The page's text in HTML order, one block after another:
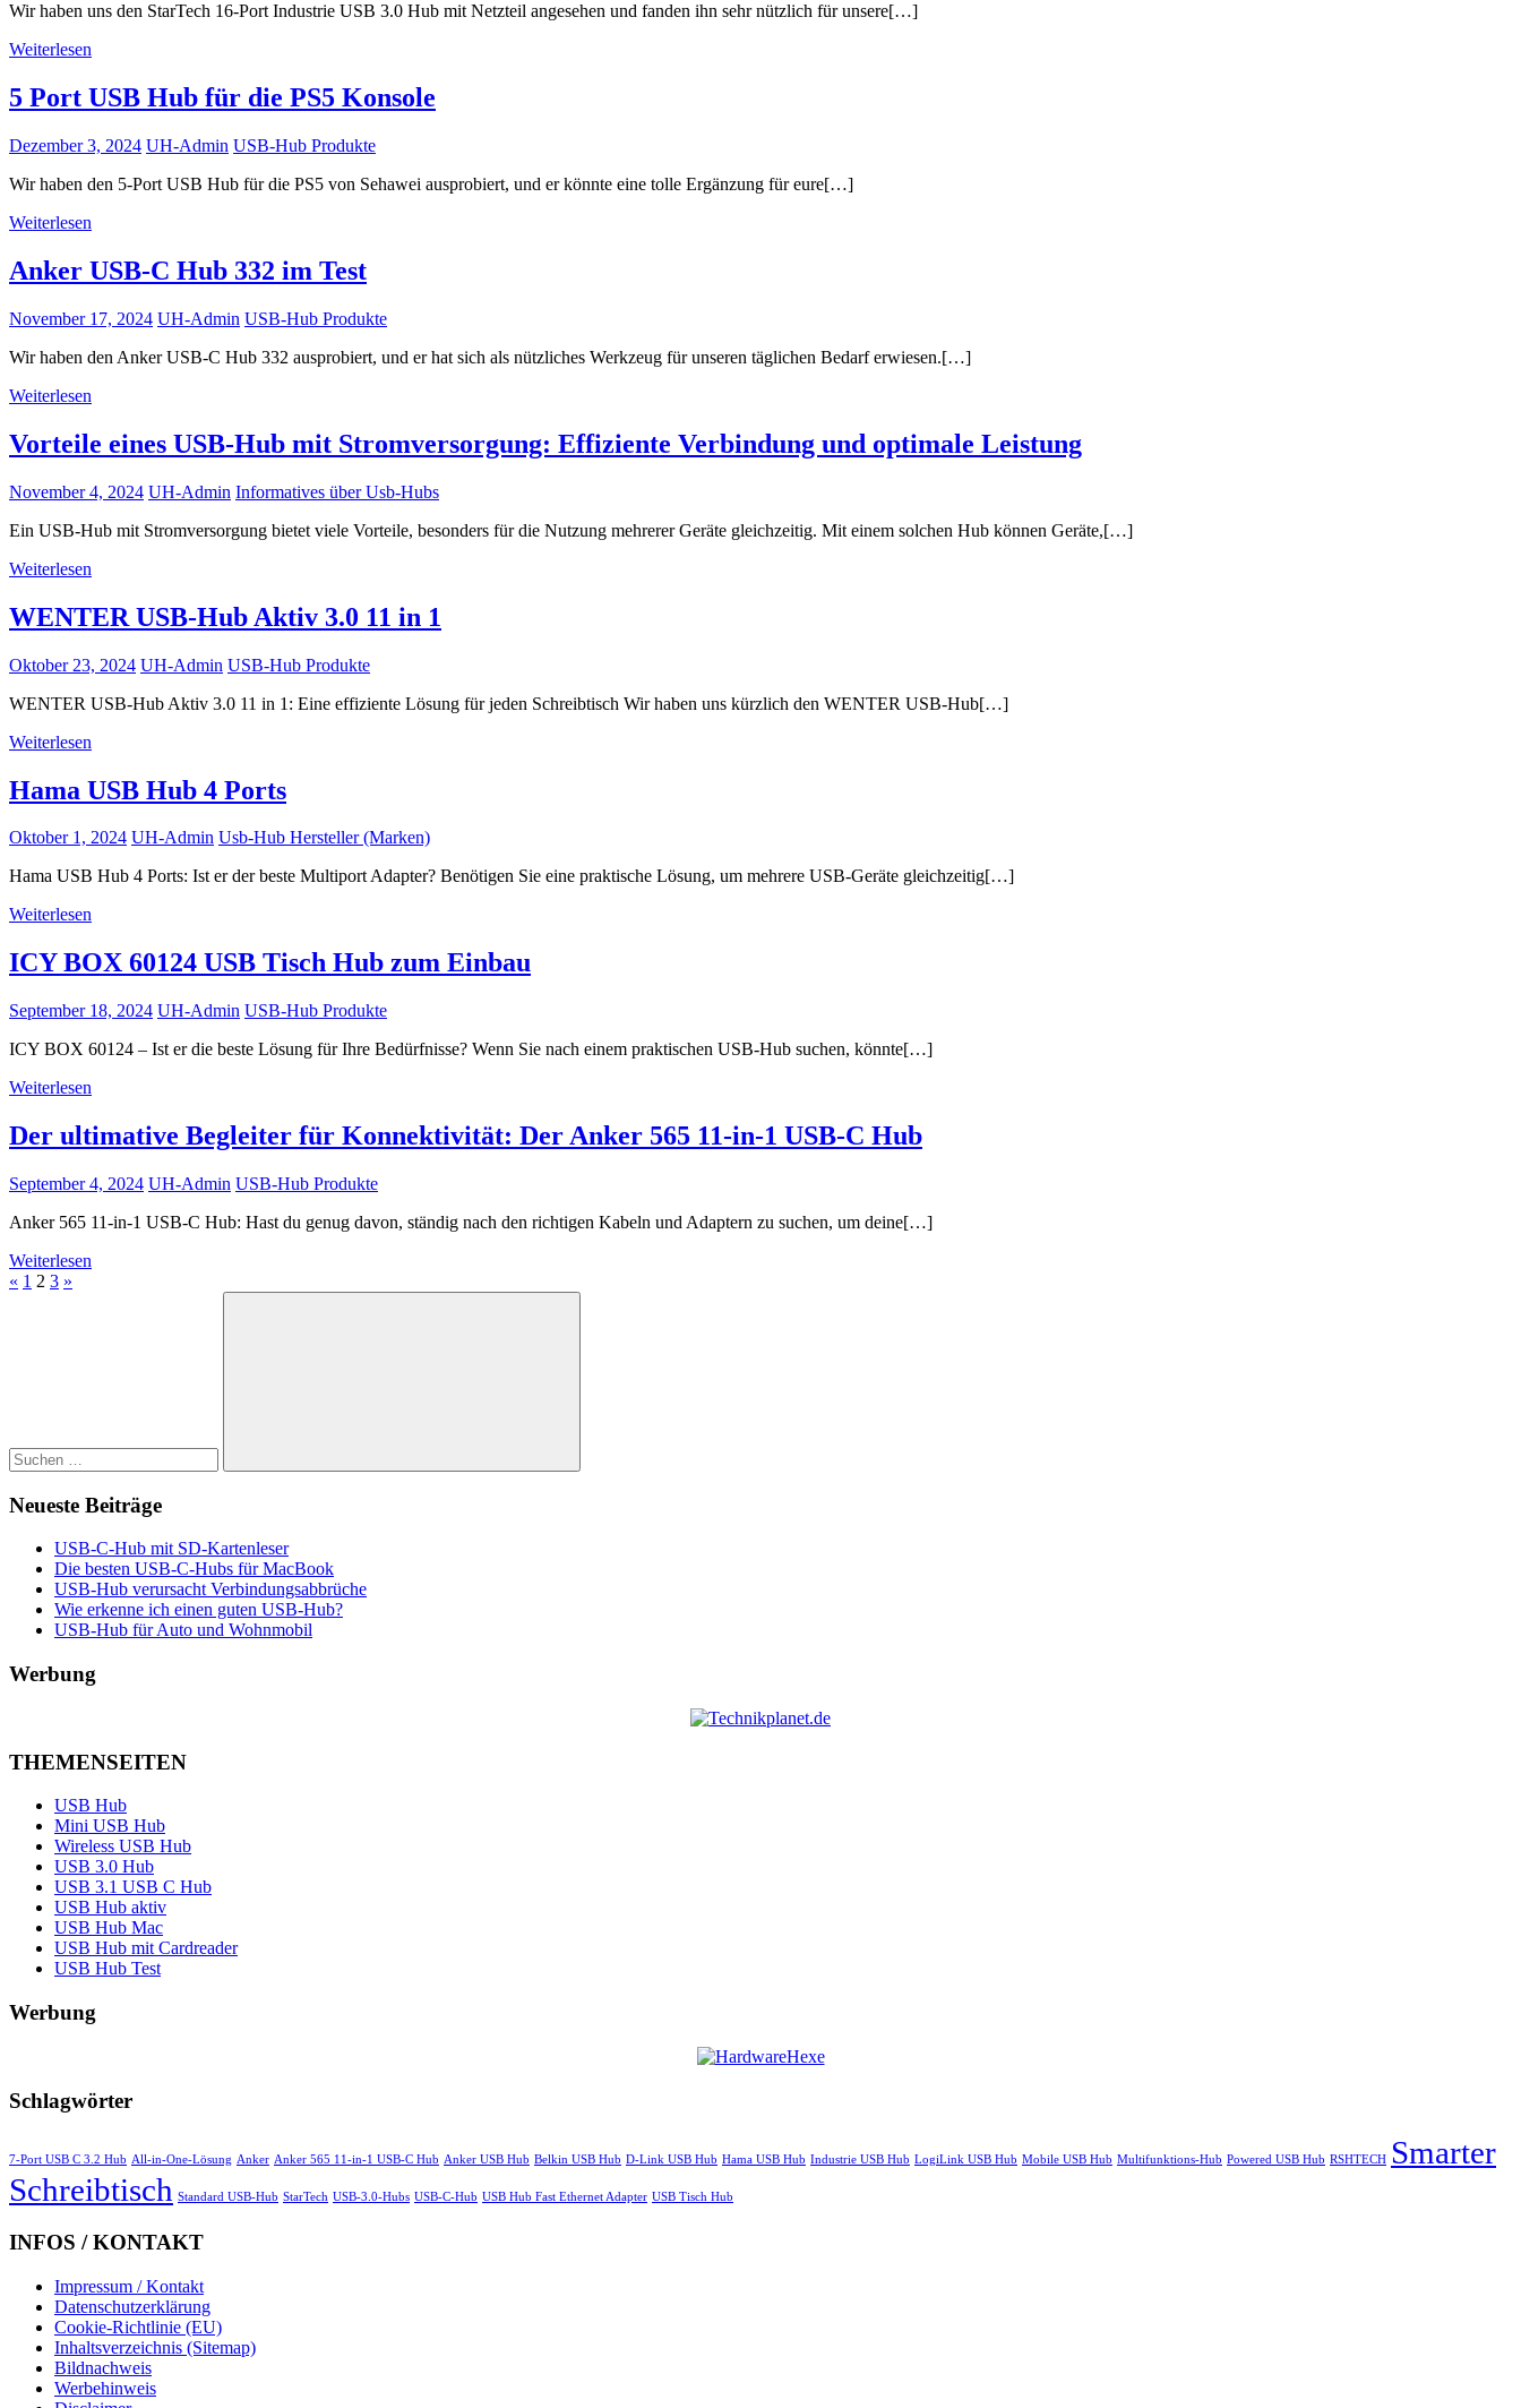
Wir haben uns den StarTech 16-Port Industrie USB 3.0 Hub mit Netzteil angesehen und fanden ihn sehr nützlich für unsere[…]
Weiterlesen
5 Port USB Hub für die PS5 Konsole
Dezember 3, 2024 UH-Admin USB-Hub Produkte
Wir haben den 5-Port USB Hub für die PS5 von Sehawei ausprobiert, und er könnte eine tolle Ergänzung für eure[…]
Weiterlesen
Anker USB-C Hub 332 im Test
November 17, 2024 UH-Admin USB-Hub Produkte
Wir haben den Anker USB-C Hub 332 ausprobiert, und er hat sich als nützliches Werkzeug für unseren täglichen Bedarf erwiesen.[…]
Weiterlesen
Vorteile eines USB-Hub mit Stromversorgung: Effiziente Verbindung und optimale Leistung
November 4, 2024 UH-Admin Informatives über Usb-Hubs
Ein USB-Hub mit Stromversorgung bietet viele Vorteile, besonders für die Nutzung mehrerer Geräte gleichzeitig. Mit einem solchen Hub können Geräte,[…]
Weiterlesen
WENTER USB-Hub Aktiv 3.0 11 in 1
Oktober 23, 2024 UH-Admin USB-Hub Produkte
WENTER USB-Hub Aktiv 3.0 11 in 1: Eine effiziente Lösung für jeden Schreibtisch Wir haben uns kürzlich den WENTER USB-Hub[…]
Weiterlesen
Hama USB Hub 4 Ports
Oktober 1, 2024 UH-Admin Usb-Hub Hersteller (Marken)
Hama USB Hub 4 Ports: Ist er der beste Multiport Adapter? Benötigen Sie eine praktische Lösung, um mehrere USB-Geräte gleichzeitig[…]
Weiterlesen
ICY BOX 60124 USB Tisch Hub zum Einbau
September 18, 2024 UH-Admin USB-Hub Produkte
ICY BOX 60124 – Ist er die beste Lösung für Ihre Bedürfnisse? Wenn Sie nach einem praktischen USB-Hub suchen, könnte[…]
Weiterlesen
Der ultimative Begleiter für Konnektivität: Der Anker 565 11-in-1 USB-C Hub
September 4, 2024 UH-Admin USB-Hub Produkte
Anker 565 11-in-1 USB-C Hub: Hast du genug davon, ständig nach den richtigen Kabeln und Adaptern zu suchen, um deine[…]
Weiterlesen
Seitennummerierung
« Vorherige
1 2 3 Nächste
»
Suchen
Neueste Beiträge
USB-C-Hub mit SD-Kartenleser
Die besten USB-C-Hubs für MacBook
USB-Hub verursacht Verbindungsabbrüche
Wie erkenne ich einen guten USB-Hub?
USB-Hub für Auto und Wohnmobil
Werbung
THEMENSEITEN
USB Hub
Mini USB Hub
Wireless USB Hub
USB 3.0 Hub
USB 3.1 USB C Hub
USB Hub aktiv
USB Hub Mac
USB Hub mit Cardreader
USB Hub Test
Werbung
Schlagwörter
7-Port USB C 3.2 Hub All-in-One-Lösung Anker Anker 565 11-in-1 USB-C Hub Anker USB Hub Belkin USB Hub D-Link USB Hub Hama USB Hub Industrie USB Hub LogiLink USB Hub Mobile USB Hub Multifunktions-Hub Powered USB Hub RSHTECH Smarter
Schreibtisch Standard USB-Hub StarTech USB-3.0-Hubs USB-C-Hub USB Hub Fast Ethernet Adapter USB Tisch Hub
INFOS / KONTAKT
Impressum / Kontakt
Datenschutzerklärung
Cookie-Richtlinie (EU)
Inhaltsverzeichnis (Sitemap)
Bildnachweis
Werbehinweis